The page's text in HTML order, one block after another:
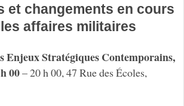
et changements en cours
affaires militaires
Enjeux Stratégiques Contemporains,
00– 20 h 00, 47 Rue des Écoles,